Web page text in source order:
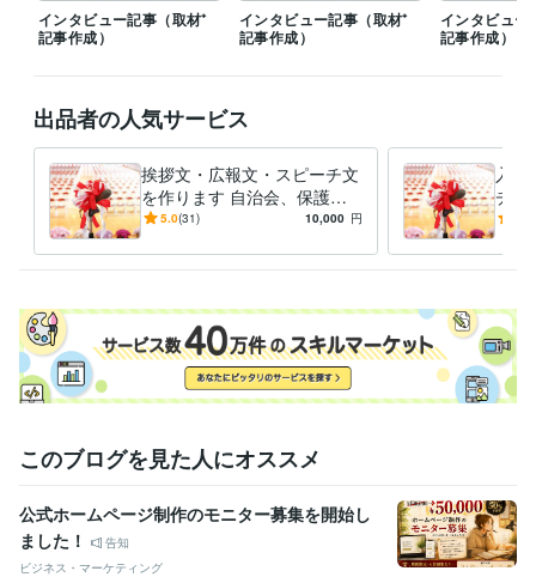
クリエイター / コピーライター 経験年数 : 11年
クリエイター / ライター・編集 経験年数 : 11年
年
受賞歴
多治見市主催「みちくさ」エッセー　入選 ネット短編小説、佳作入
選（リトル・ガリヴァー社） 恋愛短編集「恋が魔法」優秀賞（日本
文学館） リーン・ロゼ・エッセーコンテスト佳作入選
「とっておき
のワンシーン」（エッセ＆絵）入選
朝日新聞の投書（全国・地域）
に24回採用掲載実績あり
俳句ポスト365　初級　入選１３回
2級FP技能士 取得年 : 2024年
TOEIC 取得年 : 2000年
秘書技能検定2級 取得年 : 1997年
実用英語技能検定2級 取得年 : 1995年
普通自動車第一種運転免許 取得年 : 1997年
得意分野
ライティング・翻訳 ①ウェディング/ホテル観光②金融生活節約
エッセイ、コラム
ウェディング 出版 新聞 外資系 教育 学校 ブライダル
観光
旅行
ホテル
ライティング・翻訳 ホームページ・パンフレットのライティング
インタビュー記事（取材⁺
記事作成）
インタビュー記事（取材⁺
記事作成）
インタビュー
記事作成）
出品者の人気サービス
挨拶文・広報文・スピーチ文
を作ります 自治会、保護者
会、PTA 挨拶、学校の広報
5.0(31) 10,000 円
入
チ文
TA
し）
このブログを見た人にオススメ
公式ホームページ制作のモニター募集を開始し
ました！
告知
ビジネス・マーケティング